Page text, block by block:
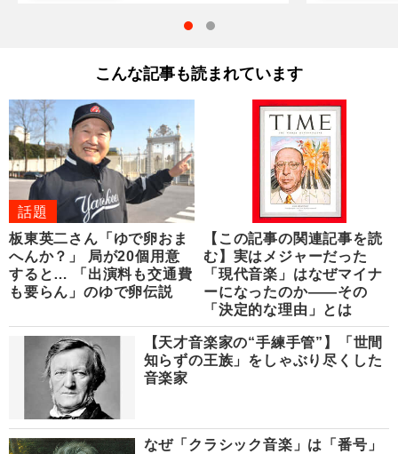
こんな記事も読まれています
話題
板東英二さん「ゆで卵おま
へんか？」 局が20個用意
すると… 「出演料も交通費
も要らん」のゆで卵伝説
【この記事の関連記事を読
む】実はメジャーだった
「現代音楽」はなぜマイナ
ーになったのか――その
「決定的な理由」とは
【天才音楽家の“手練手管”】「世間
知らずの王族」をしゃぶり尽くした
音楽家
なぜ「クラシック音楽」は「番号」